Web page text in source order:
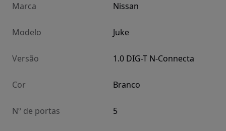
Marca Nissan
Modelo Juke
Versão 1.0 DIG-T N-Connecta
Cor Branco
Nº de portas 5